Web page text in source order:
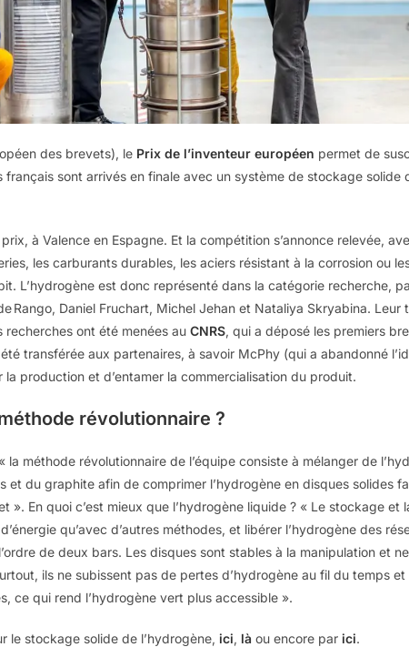
des brevets), le Prix de l’inventeur européen permet de
français sont arrivés en finale avec un système de stockage solide
à Valence en Espagne. Et la compétition s’annonce relevée,
les carburants durables, les aciers résistant à la corrosion ou
L’hydrogène est donc représenté dans la catégorie recherche,
Rango, Daniel Fruchart, Michel Jehan et Nataliya Skryabina. Leur
recherches ont été menées au CNRS, qui a déposé les premiers
transférée aux partenaires, à savoir McPhy (qui a abandonné
production et d’entamer la commercialisation du produit.
révolutionnaire ?
la méthode révolutionnaire de l’équipe consiste à mélanger de
et du graphite afin de comprimer l’hydrogène en disques solides
». En quoi c’est mieux que l’hydrogène liquide ? « Le stockage et
qu’avec d’autres méthodes, et libérer l’hydrogène des
de deux bars. Les disques sont stables à la manipulation et ne
ils ne subissent pas de pertes d’hydrogène au fil du temps
ce qui rend l’hydrogène vert plus accessible ».
le stockage solide de l’hydrogène, ici, là ou encore par ici.